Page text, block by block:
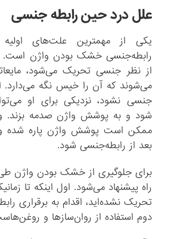
علل درد حین رابطه‌ جنسی
یکی از مهمترین علت‌های
رابطه‌جنسی خشک بودن واژن است.
از نظر جنسی تحریک می‌شود،
می‌شوند که آن را خیس نگه می‌دارد.
جنسی نشود، نزدیکی برای او
شود و به پوشش واژن صدمه بزند.
ممکن است پوشش واژن پاره شده
بعد از رابطه‌جنسی شود.
برای جلوگیری از خشک بودن واژن
راه پیشنهاد می‌شود. اول اینکه تا
تحریک نشده‌اید، اقدام به برقراری
دوم استفاده از روان‌سازها و